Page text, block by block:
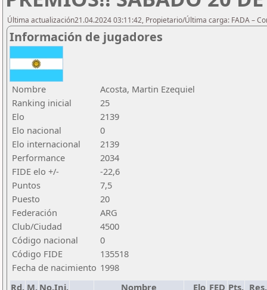
Última actualización21.04.2024 03:11:42, Propietario/Última carga: FADA –
Información de jugadores
Nombre
Acosta, Martin Ezequiel
Ranking inicial
25
Elo
2139
Elo nacional
0
Elo internacional
2139
Performance
2034
FIDE elo +/-
-22,6
Puntos
7,5
Puesto
20
Federación
ARG
Club/Ciudad
4500
Código nacional
0
Código FIDE
135518
Fecha de nacimiento 1998
Rd. M. No.Ini. Nombre Elo FED Pts. Res.